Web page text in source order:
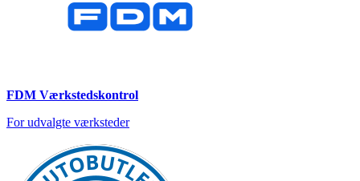
FDM Værkstedskontrol
For udvalgte værksteder